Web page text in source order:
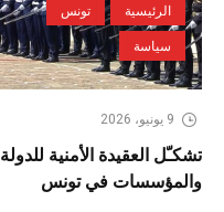
الرئيسية
تونس
سياسة
9 يونيو، 2026
تشكـّل العقيدة الأمنية للدولة
والمؤسسات في تونس